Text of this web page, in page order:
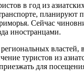
в год из
планируют
Сейчас
иностранцами.
властей,
туристов из
для